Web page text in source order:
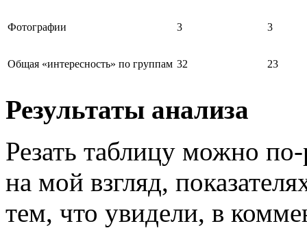
Фотографии 3 3
Общая «интересность» по группам 32 23
Результаты анализа
Резать таблицу можно
на мой взгляд,
тем, что увидели, в